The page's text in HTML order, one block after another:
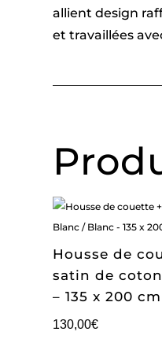
allient design
et travaillées
Housse de
satin de
– 135 x 200
130,00€